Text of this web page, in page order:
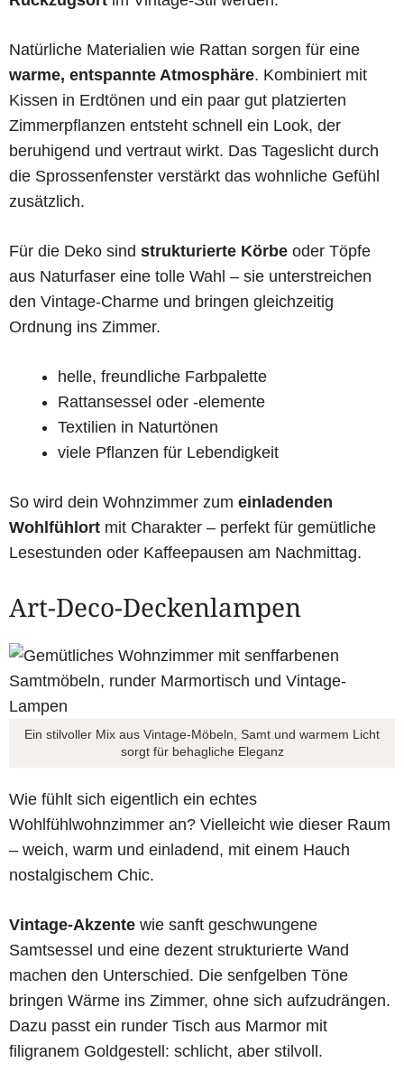
Natürliche Materialien wie Rattan sorgen für eine
warme, entspannte Atmosphäre. Kombiniert mit
Kissen in Erdtönen und ein paar gut platzierten
Zimmerpflanzen entsteht schnell ein Look, der
beruhigend und vertraut wirkt. Das Tageslicht durch
die Sprossenfenster verstärkt das wohnliche Gefühl
zusätzlich.
Für die Deko sind strukturierte Körbe oder Töpfe
aus Naturfaser eine tolle Wahl – sie unterstreichen
den Vintage-Charme und bringen gleichzeitig
Ordnung ins Zimmer.
helle, freundliche Farbpalette
Rattansessel oder -elemente
Textilien in Naturtönen
viele Pflanzen für Lebendigkeit
So wird dein Wohnzimmer zum einladenden
Wohlfühlort mit Charakter – perfekt für gemütliche
Lesestunden oder Kaffeepausen am Nachmittag.
Art-Deco-Deckenlampen
Ein stilvoller Mix aus Vintage-Möbeln, Samt und warmem Licht
sorgt für behagliche Eleganz
Wie fühlt sich eigentlich ein echtes
Wohlfühlwohnzimmer an? Vielleicht wie dieser Raum
– weich, warm und einladend, mit einem Hauch
nostalgischem Chic.
Vintage-Akzente wie sanft geschwungene
Samtsessel und eine dezent strukturierte Wand
machen den Unterschied. Die senfgelben Töne
bringen Wärme ins Zimmer, ohne sich aufzudrängen.
Dazu passt ein runder Tisch aus Marmor mit
filigranem Goldgestell: schlicht, aber stilvoll.